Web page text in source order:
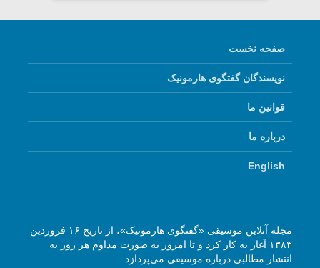
صفحه نخست
نویسندگان گفتگوی هارمونیک
قوانین ما
درباره ما
English
مجله آنلاین موسیقی «گفتگوی هارمونیک»، از تاریخ ۱۶ فروردین
۱۳۸۳ آغاز به کار کرد و تا امروز به صورت مداوم هر روز به
انتشار مطالبی درباره موسیقی می‌پردازد.